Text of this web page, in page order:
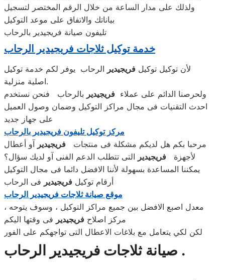
ولذلك على مدار الساعة من خلال الرقم المختصر لتسجيل
بياناتك والاتفاق على موعد التوكيل
تليفون صيانة فريجيدير بالرحاب
خدمة توكيل ثلاجات فريجيدير الرحاب
لأن توكيل توكيل فريجيدير الرحاب يوفر لكم خدمة توكيل
اصلية منزلية.
ولحرصنا الدائم على عملاء فريجيدير بالرحاب فنحن نستخدم
احدث التقنيات فى مجال مراكز التوكيل وضمان وصول العميل
على جهاز جديد
مركز توكيل تليفون فريجيدير بالرحاب
مرحبا بكم هل لديكم مشكلة فى منتجات فريجيدير آو أعطال
لأجهزة فريجيدير التى تتطلب الدعم الفنى آو لديك سؤال؟
يمكننا المساعدة بسهولة لأننا الافضل دائما فى مجال التوكيل
أرقام توكيل فريجيدير فى الرحاب
موقع صيانة ثلاجات فريجيدير الرحاب
معدل اصبع الافضل بين جميع مراكز التوكيل ، وسوف يتوحه ،
مركز اصلاح فريجيدير فى وقتها اليكم
لكن لكي يتعامل مع بلاغات الاعطال التى تواجهكم على الفور
صيانة ثلاجات فريجيدير الرحاب .